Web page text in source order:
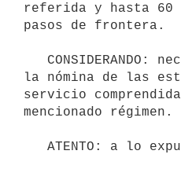
referida y hasta 60
pasos de frontera.
la nómina de las
servicio
mencionado régimen.